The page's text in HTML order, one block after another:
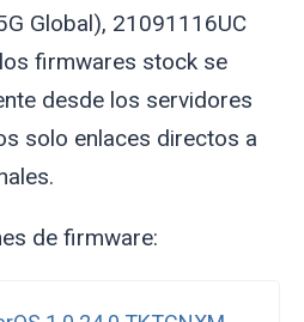
Global), 21091116UC
firmwares stock se
desde los servidores
solo enlaces directos a
de firmware: